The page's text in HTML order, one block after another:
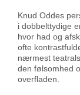
Knud Oddes
i dobbelttydige
hvor had og
ofte
nærmest
den følsomhed
overfladen.